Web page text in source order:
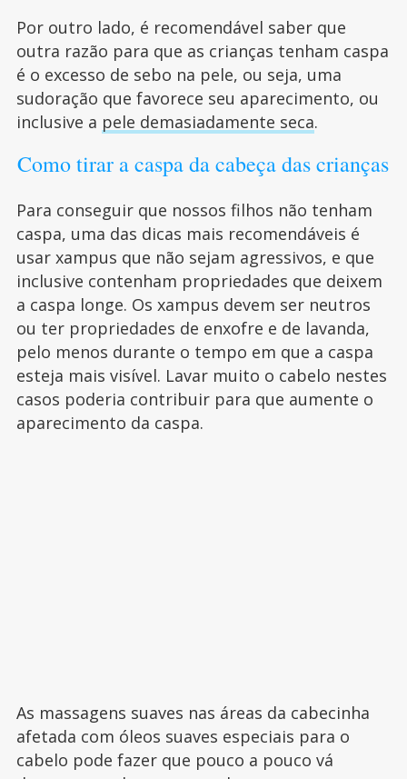
Por outro lado, é recomendável saber que
outra razão para que as crianças tenham caspa
é o excesso de sebo na pele, ou seja, uma
sudoração que favorece seu aparecimento, ou
inclusive a pele demasiadamente seca.
Como tirar a caspa da cabeça das crianças
Para conseguir que nossos filhos não tenham
caspa, uma das dicas mais recomendáveis é
usar xampus que não sejam agressivos, e que
inclusive contenham propriedades que deixem
a caspa longe. Os xampus devem ser neutros
ou ter propriedades de enxofre e de lavanda,
pelo menos durante o tempo em que a caspa
esteja mais visível. Lavar muito o cabelo nestes
casos poderia contribuir para que aumente o
aparecimento da caspa.
As massagens suaves nas áreas da cabecinha
afetada com óleos suaves especiais para o
cabelo pode fazer que pouco a pouco vá